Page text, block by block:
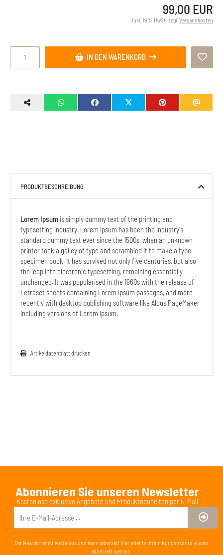
99,00 EUR
inkl. 19 % MwSt. zzgl. Versandkosten
IN DEN WARENKORB
PRODUKTBESCHREIBUNG
Lorem Ipsum is simply dummy text of the printing and
typesetting industry. Lorem Ipsum has been the industry's
standard dummy text ever since the 1500s, when an unknown
printer took a galley of type and scrambled it to make a type
specimen book. It has survived not only five centuries, but also
the leap into electronic typesetting, remaining essentially
unchanged. It was popularised in the 1960s with the release of
Letraset sheets containing Lorem Ipsum passages, and more
recently with desktop publishing software like Aldus PageMaker
including versions of Lorem Ipsum.
Artikeldatenblatt drucken
Abonnieren Sie unseren Newsletter
Kostenlose exklusive Angebote und Produktneuheiten per E-Mail
Der Newsletter ist kostenlos und kann jederzeit hier oder in Ihrem Kundenkonto wieder
abbestellt werden.